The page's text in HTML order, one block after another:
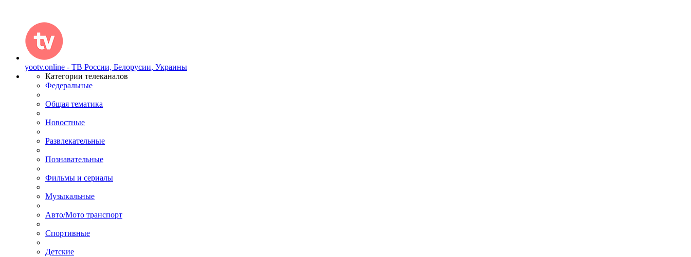
yootv.online - ТВ России, Белорусии, Украины
Категории телеканалов
Федеральные
Общая тематика
Новостные
Развлекательные
Познавательные
Фильмы и сериалы
Музыкальные
Авто/Мото транспорт
Спортивные
Детские